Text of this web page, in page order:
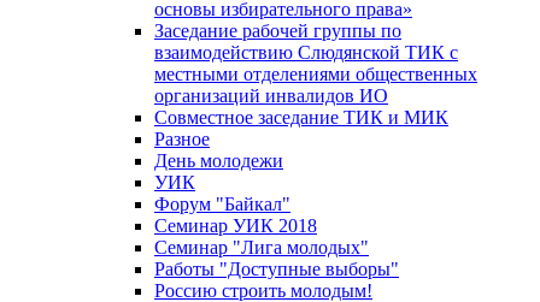
основы избирательного права»
Заседание рабочей группы по
взаимодействию Слюдянской ТИК с
местными отделениями общественных
организаций инвалидов ИО
Совместное заседание ТИК и МИК
Разное
День молодежи
УИК
Форум "Байкал"
Семинар УИК 2018
Семинар "Лига молодых"
Работы "Доступные выборы"
Россию строить молодым!